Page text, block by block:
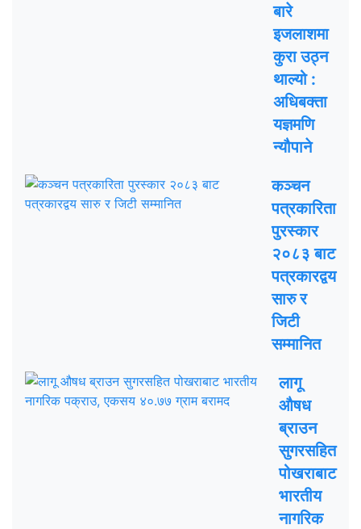
बारे
इजलाशमा
कुरा उठ्न
थाल्यो :
अधिबक्ता
यज्ञमणि
न्यौपाने
कञ्चन
पत्रकारिता
पुरस्कार
२०८३ बाट
पत्रकारद्वय
सारु र
जिटी
सम्मानित
लागू
औषध
ब्राउन
सुगरसहित
पोखराबाट
भारतीय
नागरिक